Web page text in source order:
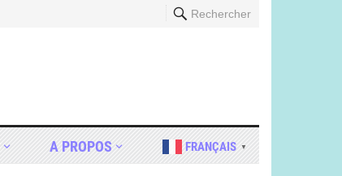
Rechercher
A PROPOS FRANÇAIS ▼